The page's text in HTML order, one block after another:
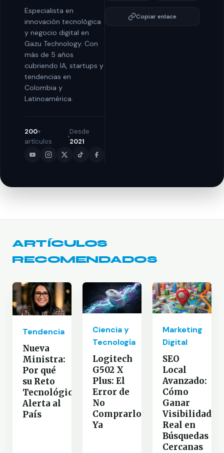
Especialista en
innovación tecnológica
y negocio digital en
Gazu Technology. Con
más de 5 años
cubriendo IA, startups y
tendencias en
Colombia y
Latinoamérica.
200+
artículos
Desde
2021
Copiar enlace
ARTÍCULOS
RECOMENDADOS
Tendencia
Nueva
Ministra:
Por qué
su Reto
Tecnológico
Alerta al
País
Ciencia y
Tecnología
Logitech
G502 X
Plus: El
Error de
No
Comprarlo
Ya
Marketing
Digital
SEO
Local
Avanzado:
Cómo
Ganar
Visibilidad
Real en
Búsquedas
Cercanas